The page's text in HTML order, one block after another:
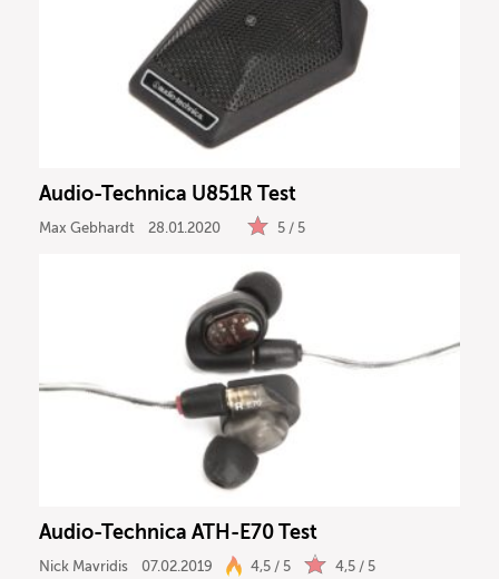
Audio-Technica U851R Test
Max Gebhardt 28.01.2020 5 / 5
Audio-Technica ATH-E70 Test
Nick Mavridis 07.02.2019 4,5 / 5 4,5 / 5